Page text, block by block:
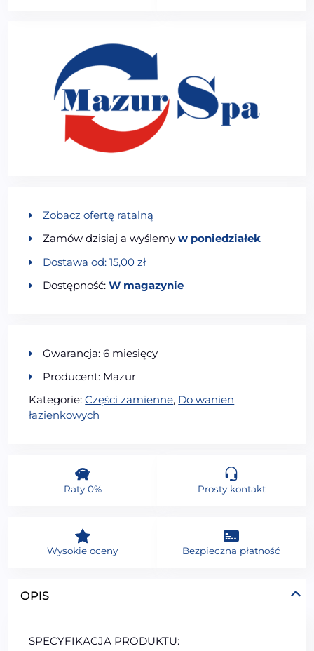
OPIS
SPECYFIKACJA PRODUKTU:
Zobacz ofertę ratalną
Zamów dzisiaj a wyślemyw poniedziałek
Dostawa od:15,00zł
Dostępność:W magazynie
Gwarancja: 6 miesięcy
Producent: Mazur
Kategorie:Części zamienne, Do wanien
łazienkowych
Raty 0% Prosty kontakt
Wysokie oceny Bezpieczna płatność